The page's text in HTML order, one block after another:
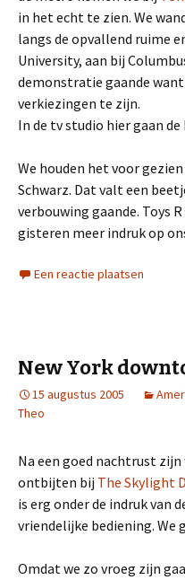
in het echt te zien. We
langs de opvallend ruime
University, aan bij
demonstratie gaande
verkiezingen te zijn.
In de tv studio hier gaan
We houden het voor
Schwarz. Dat valt een
verbouwing gaande. Toys
gisteren meer indruk op
Een reactie plaatsen
New York
15 augustus 2005
Theo
Na een goed nachtrust zijn
ontbijten bij The Skylight
is erg onder de indruk van
vriendelijke bediening. We
Omdat we zo vroeg zijn